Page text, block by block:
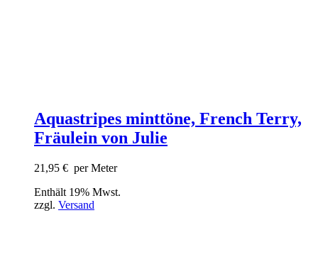
Aquastripes minttöne, French Terry,
Fräulein von Julie
21,95 € per Meter
Enthält 19% Mwst.
zzgl. Versand